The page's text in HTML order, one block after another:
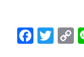
F T C